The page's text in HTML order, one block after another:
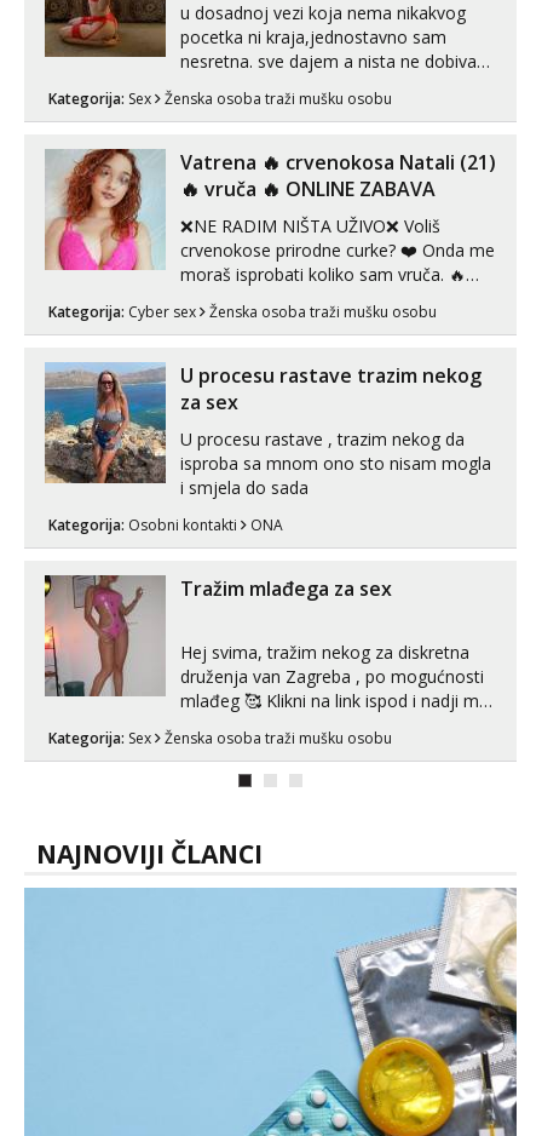
u dosadnoj vezi koja nema nikakvog
pocetka ni kraja,jednostavno sam
nesretna. sve dajem a nista ne dobivam
zadovoljiti moje potrebe,ne trazim puno
volim njezan seks i njezne poljupce po
tijelu koji me jako pale,obozavam kad
Kategorija: Sex Ženska osoba traži mušku osobu
Vatrena ‎️‍🔥 crvenokosa Natali (21)
‎️‍🔥 vruča‎ ️‍🔥 ONLINE ZABAVA
❌NE RADIM NIŠTA UŽIVO❌ Voliš
crvenokose prirodne curke? ❤️ Onda me
moraš isprobati koliko sam vruča.‎ ️‍🔥
MLADA vražica koja ima 100%
prorodne grudi, 💦 Misli su mi uvijek
U mojoj raznolikoj ponudi možeš
pranaći nešto po svojoj mjeri. Sexi videa
Kategorija: Cyber sex Ženska osoba traži mušku osobu
U procesu rastave trazim nekog
za sex
U procesu rastave , trazim nekog da
isproba sa mnom ono sto nisam mogla
i smjela do sada
Kategorija: Osobni kontakti ONA
Tražim mlađega za sex
Hej svima, tražim nekog za diskretna
druženja van Zagreba , po mogućnosti
mlađeg 🥰 Klikni na link ispod i nadji me
Kategorija: Sex Ženska osoba traži mušku osobu
NAJNOVIJI ČLANCI